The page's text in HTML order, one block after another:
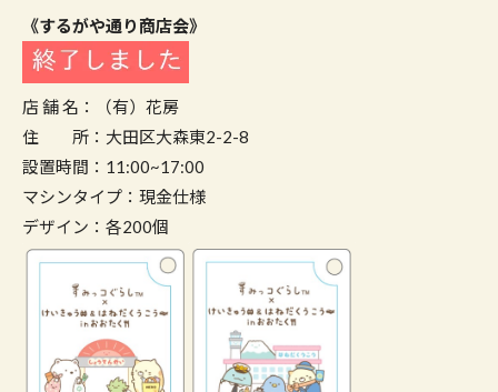
《するがや通り商店会》
店 舗 名：（有）花房
住 所：大田区大森東2-2-8
設置時間：11:00~17:00
マシンタイプ：現金仕様
デザイン：各200個